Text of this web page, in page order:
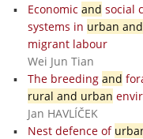
Economic and social
systems in urban
migrant labour
Wei Jun Tian
The breeding and
rural and urban
Jan HAVLÍČEK
Nest defence of